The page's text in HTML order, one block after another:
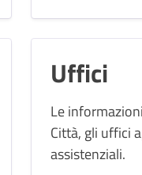
Uffici
Le
Città, gli uffici
assistenziali.